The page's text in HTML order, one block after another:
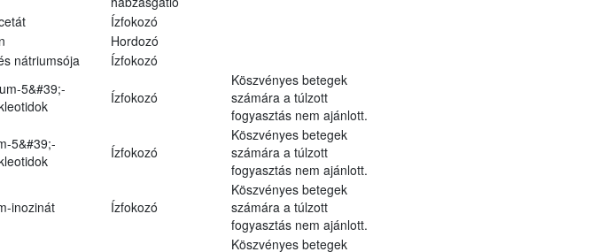
Ízfokozó
Hordozó
nátriumsója Ízfokozó
5&#39;-
Ízfokozó
Köszvényes betegek
számára a túlzott
fogyasztás nem ajánlott.
5&#39;-
Ízfokozó
Köszvényes betegek
számára a túlzott
fogyasztás nem ajánlott.
inozinát Ízfokozó
Köszvényes betegek
számára a túlzott
fogyasztás nem ajánlott.
Köszvényes betegek